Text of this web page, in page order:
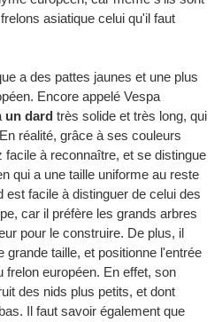
asiatique celui qu'il faut
a des pattes jaunes et une plus
Encore appelé Vespa
un dard très solide et très long, qui
réalité, grâce à ses couleurs
à reconnaître, et se distingue
qui a une taille uniforme au reste
facile à distinguer de celui des
car il préfère les grands arbres
pour le construire. De plus, il
grande taille, et positionne l'entrée
européen. En effet, son
des nids plus petits, et dont
Il faut savoir également que